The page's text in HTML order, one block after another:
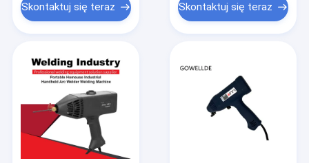
Skontaktuj się teraz Skontaktuj się teraz